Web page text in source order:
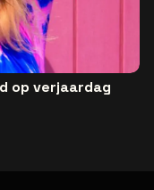
op verjaardag